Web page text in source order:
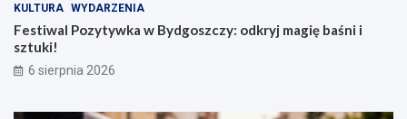
KULTURA WYDARZENIA
Festiwal Pozytywka w Bydgoszczy: odkryj magię baśni i
sztuki!
6 sierpnia 2026